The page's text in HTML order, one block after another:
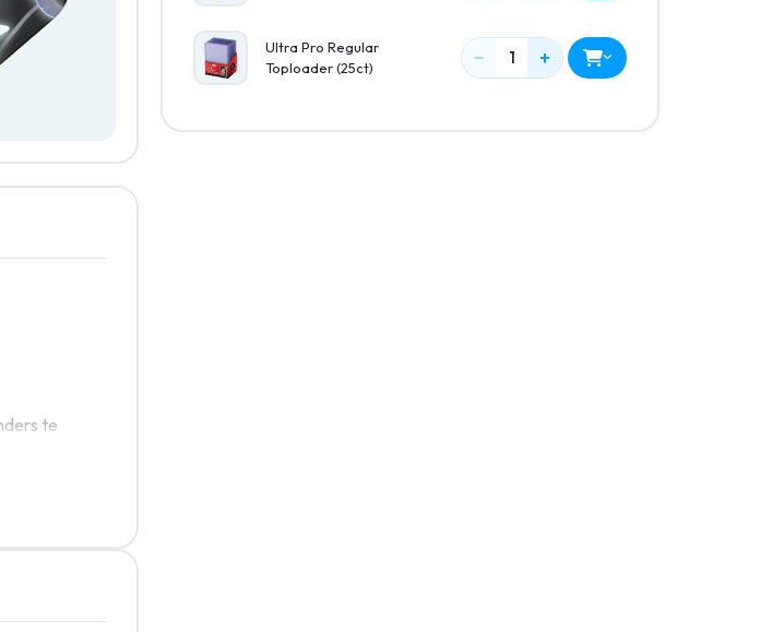
Ultra Pro Regular
Toploader (25ct)
− 1 +
te
je vindt